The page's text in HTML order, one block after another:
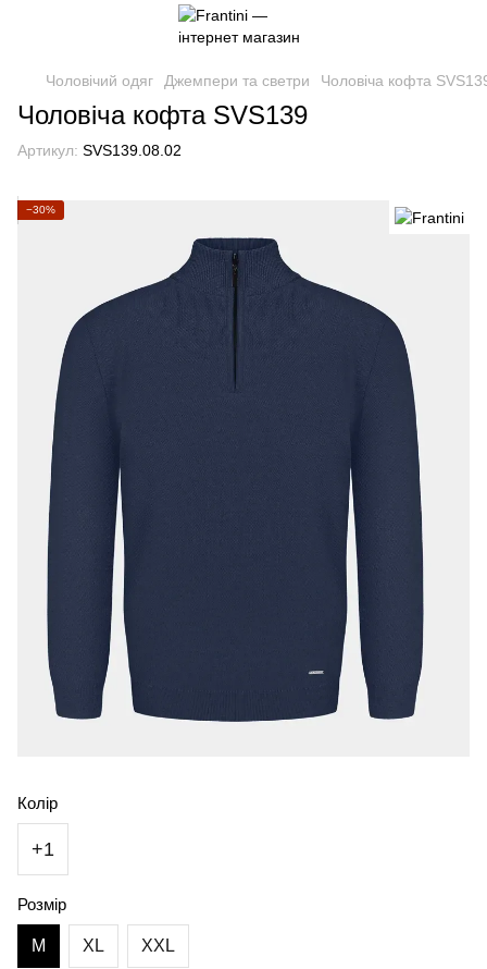
Чоловічий одяг Джемпери та светри Чоловіча кофта
Чоловіча кофта SVS139
Артикул: SVS139.08.02
−30%
Колір
+1
Розмір
M XL XXL